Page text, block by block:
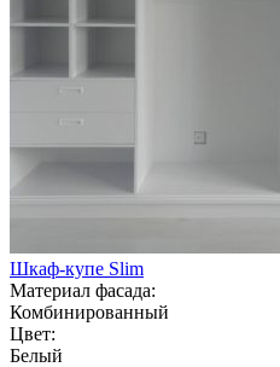
Шкаф-купе Slim
Материал фасада:
Комбинированный
Цвет:
Белый